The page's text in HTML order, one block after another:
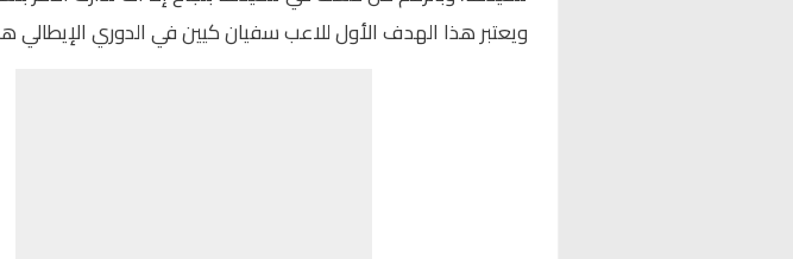
ويعتبر هذا الهدف الأول للاعب سفيان كيين في الدوري الإيطالي